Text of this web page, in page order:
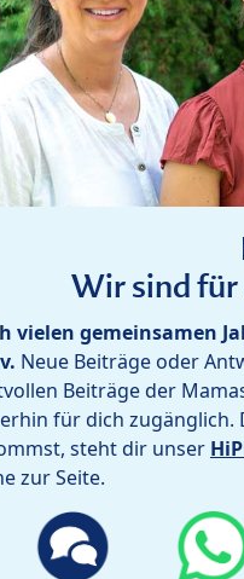
Wir sind für
vielen gemeinsamen
Neue Beiträge oder
Beiträge der
für dich zugänglich.
steht dir unser
zur Seite.